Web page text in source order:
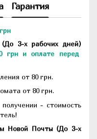
Гарантия
(До 3-х рабочих дней)
грн и оплате перед
от 80 грн.
от 80 грн.
- стоимость
Новой Почты (До 3-х